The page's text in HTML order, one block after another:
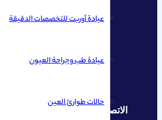
عيادة أوربت للتخصصات الدقيقة
عيادة طب وجراحة العيون
حالات طوارئ العين
تقديم المستشفي
الاتصال معنا